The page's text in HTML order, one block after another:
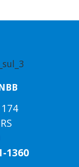
1360